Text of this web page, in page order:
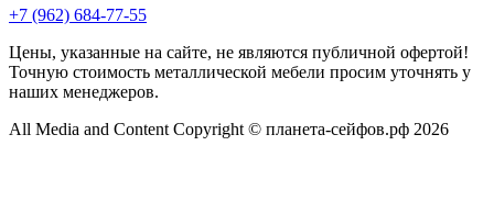
+7 (962) 684-77-55
Цены, указанные на сайте, не являются публичной офертой!
Точную стоимость металлической мебели просим уточнять у
наших менеджеров.
All Media and Content Copyright © планета-сейфов.рф 2026